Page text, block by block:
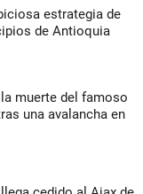
estrategia de
de Antioquia
muerte del famoso
una avalancha en